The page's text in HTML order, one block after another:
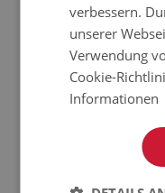
Material: Vinyl
Dicke:1,6 mm;
Die Teppiche sind
Farbtöne von
Visualisierung
verbessern.
unserer
Verwendung
Cookie-
Informationen